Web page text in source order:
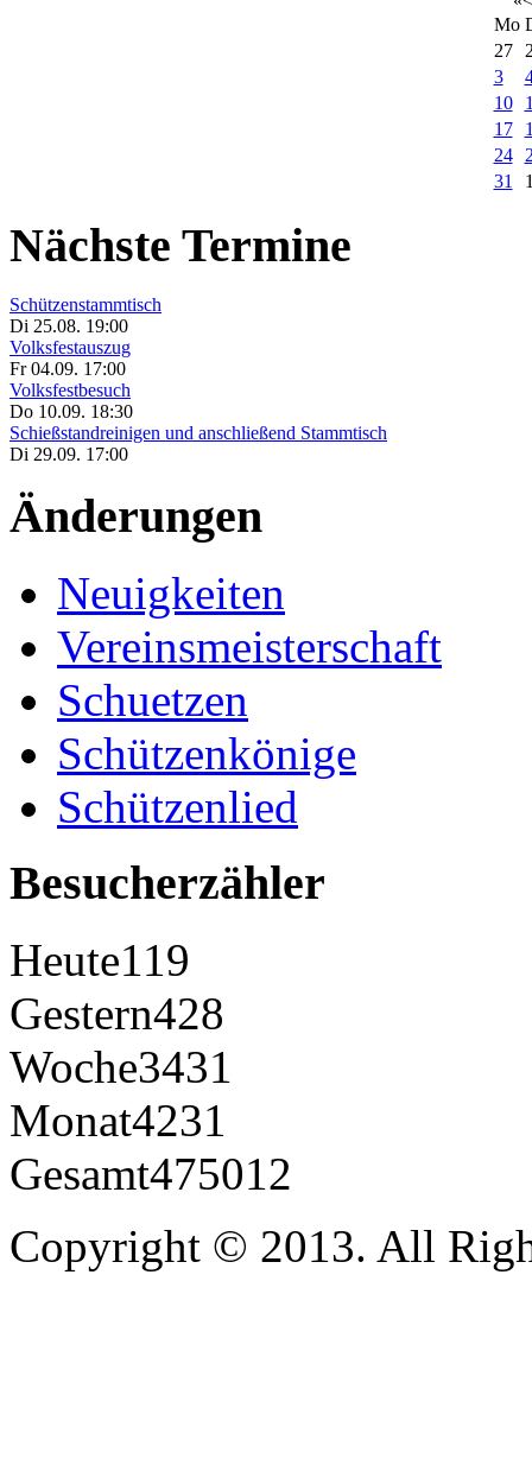
Mo
27
3
10
17
24
31
Nächste Termine
Schützenstammtisch
Di 25.08. 19:00
Volksfestauszug
Fr 04.09. 17:00
Volksfestbesuch
Do 10.09. 18:30
Schießstandreinigen und anschließend Stammtisch
Di 29.09. 17:00
Änderungen
Neuigkeiten
Vereinsmeisterschaft
Schuetzen
Schützenkönige
Schützenlied
Besucherzähler
Heute119
Gestern428
Woche3431
Monat4231
Gesamt475012
Copyright © 2013. All